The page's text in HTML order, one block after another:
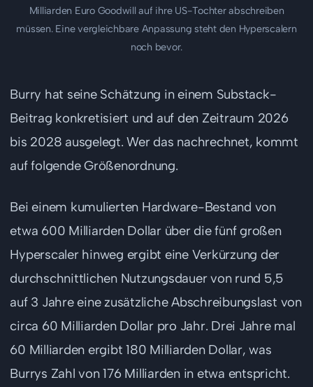
Milliarden Euro Goodwill auf ihre US-Tochter abschreiben
müssen. Eine vergleichbare Anpassung steht den Hyperscalern
noch bevor.
Burry hat seine Schätzung in einem Substack-
Beitrag konkretisiert und auf den Zeitraum 2026
bis 2028 ausgelegt. Wer das nachrechnet, kommt
auf folgende Größenordnung.
Bei einem kumulierten Hardware-Bestand von
etwa 600 Milliarden Dollar über die fünf großen
Hyperscaler hinweg ergibt eine Verkürzung der
durchschnittlichen Nutzungsdauer von rund 5,5
auf 3 Jahre eine zusätzliche Abschreibungslast von
circa 60 Milliarden Dollar pro Jahr. Drei Jahre mal
60 Milliarden ergibt 180 Milliarden Dollar, was
Burrys Zahl von 176 Milliarden in etwa entspricht.